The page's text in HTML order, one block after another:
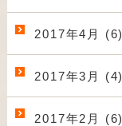
2017年4月 (6)
2017年3月 (4)
2017年2月 (6)